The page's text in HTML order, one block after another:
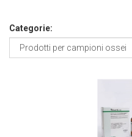
Categorie: